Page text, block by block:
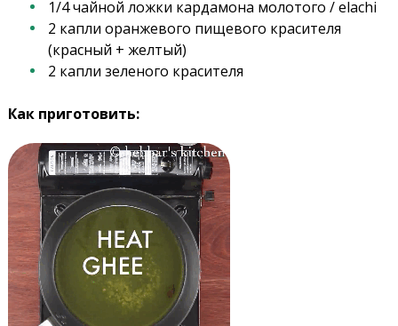
1/4 чайной ложки кардамона молотого / elachi
2 капли оранжевого пищевого красителя
(красный + желтый)
2 капли зеленого красителя
Как приготовить: